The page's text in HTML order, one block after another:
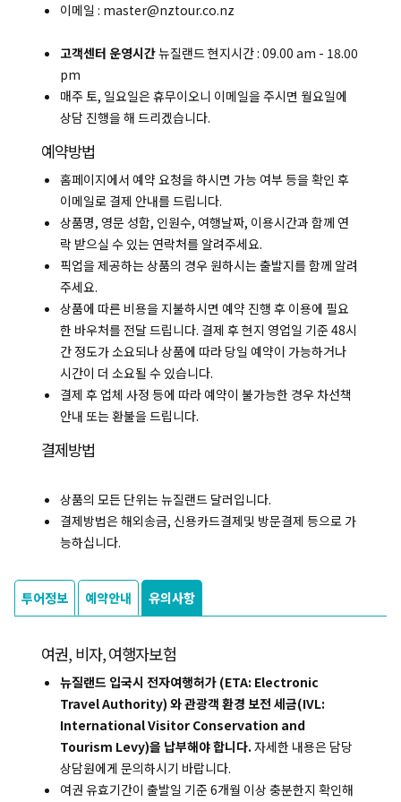
이메일 : master@nztour.co.nz
고객센터 운영시간뉴질랜드 현지시간 : 09.00 am - 18.00
pm
매주 토, 일요일은 휴무이오니 이메일을 주시면 월요일에
상담 진행을 해 드리겠습니다.
예약방법
홈페이지에서 예약 요청을 하시면 가능 여부 등을 확인 후
이메일로 결제 안내를 드립니다.
상품명, 영문 성함, 인원수, 여행날짜, 이용시간과 함께 연
락 받으실 수 있는 연락처를 알려주세요.
픽업을 제공하는 상품의 경우 원하시는 출발지를 함께 알려
주세요.
상품에 따른 비용을 지불하시면 예약 진행 후 이용에 필요
한 바우처를 전달 드립니다. 결제 후 현지 영업일 기준 48시
간 정도가 소요되나 상품에 따라 당일 예약이 가능하거나
시간이 더 소요될 수 있습니다.
결제 후 업체 사정 등에 따라 예약이 불가능한 경우 차선책
안내 또는 환불을 드립니다.
결제방법
상품의 모든 단위는 뉴질랜드 달러입니다.
결제방법은 해외송금, 신용카드결제및 방문결제 등으로 가
능하십니다.
투어정보 예약안내 유의사항
여권, 비자, 여행자보험
뉴질랜드 입국시 전자여행허가 (ETA: Electronic
Travel Authority) 와 관광객 환경 보전 세금(IVL:
International Visitor Conservation and
Tourism Levy)을 납부해야 합니다. 자세한 내용은 담당
상담원에게 문의하시기 바랍니다.
여권 유효기간이 출발일 기준 6개월 이상 충분한지 확인해
복사하기